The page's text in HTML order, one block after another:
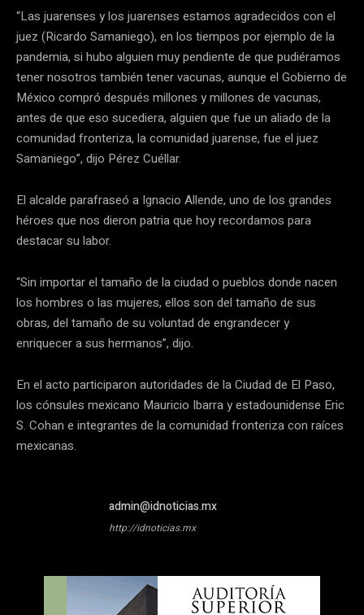
“Las juarenses y los juarenses estamos agradecidos con el
juez (Ricardo Samaniego), en los tiempos por ejemplo de la
pandemia, si hubo alguien muy pendiente de que pudiéramos
tener nosotros también tener vacunas, aunque el Gobierno de
México compró después millones y millones de vacunas,
antes de que eso sucediera, alguien que fue un aliado de la
comunidad fronteriza, la comunidad juarense, fue el juez
Samaniego”, dijo Pérez Cuéllar.
El alcalde parafraseó a Ignacio Allende, uno de los grandes
héroes que nos dieron patria que hoy recordamos para
destacar su labor.
“Sin importar el tamaño de la ciudad o pueblos donde nacen
los hombres o las mujeres, ellos son del tamaño de sus
obras, del tamaño de su voluntad de engrandecer y
enriquecer a sus hermanos”, dijo.
En el acto participaron autoridades de la Ciudad de El Paso,
los cónsules mexicano Mauricio Ibarra y estadounidense Eric
S. Cohan e integrantes de la comunidad fronteriza con raíces
mexicanas.
admin@idnoticias.mx
http://idnoticias.mx